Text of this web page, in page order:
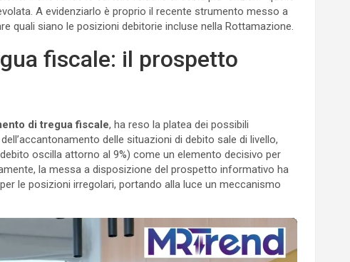
A evidenziarlo è proprio il recente strumento messo a
quali siano le posizioni debitorie incluse nella Rottamazione.
fiscale: il prospetto
di tregua fiscale, ha reso la platea dei possibili
delle situazioni di debito sale di livello,
oscilla attorno al 9%) come un elemento decisivo per
la messa a disposizione del prospetto informativo ha
le posizioni irregolari, portando alla luce un meccanismo